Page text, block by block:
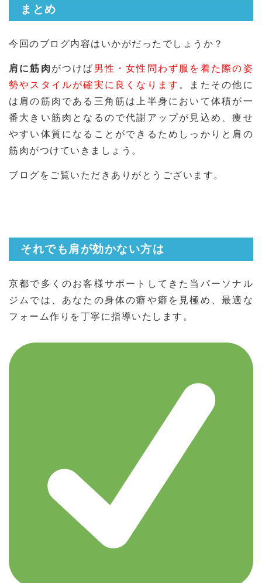
まとめ
今回のブログ内容はいかがだったでしょうか？
肩に筋肉 がつけば 男性・女性問わず服を着た際の姿
勢やスタイルが確実に良くなります 。またその他に
は肩の筋肉である三角筋は上半身において体積が一
番大きい筋肉となるので代謝アップが見込め、痩せ
やすい体質になることができるためしっかりと肩の
筋肉がつけていきましょう。
ブログをご覧いただきありがとうございます。
それでも肩が効かない方は
京都で多くのお客様サポートしてきた当パーソナル
ジムでは、あなたの身体の癖や癖を見極め、最適な
フォーム作りを丁寧に指導いたします。